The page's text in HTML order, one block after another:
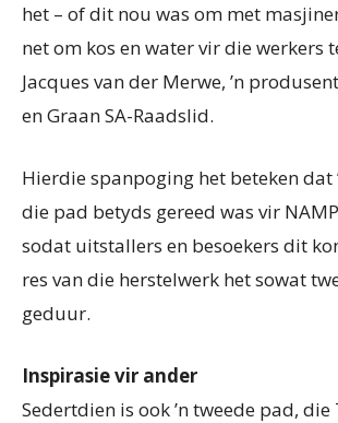
het – of dit nou was om met
net om kos en water vir die werkers
Jacques van der Merwe, ’n
en Graan SA-Raadslid.
Hierdie spanpoging het beteken dat
die pad betyds gereed was vir
sodat uitstallers en besoekers dit
res van die herstelwerk het sowat
geduur.
Inspirasie vir ander
Sedertdien is ook ’n tweede pad, die